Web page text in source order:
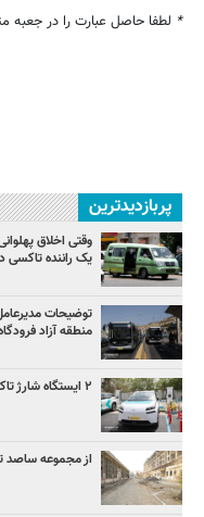
* لطفا حاصل عبارت را در جعبه
پربازدیدترین
وقتی اخلاق
یک راننده تاکسی
توضیحات
منطقه آزاد
۲ ایستگاه شارژ تاکسی‌های برقی در آستانه بهره‌برداری
از مجموعه ساصد